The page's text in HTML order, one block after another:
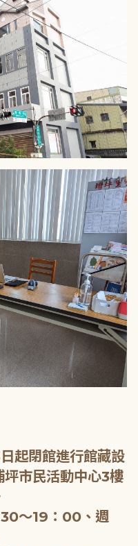
起閉館進行館藏設
市民活動中心3樓
～19：00、週